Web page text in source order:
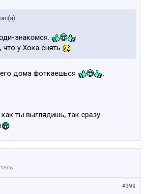
знакомся.
у Хока снять
дома фоткаешься :
ты выглядишь, так сразу
#399